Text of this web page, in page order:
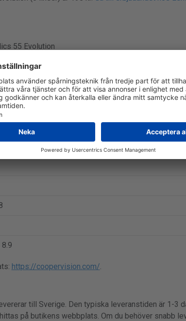
55 Evolution
D
8.9
https://coopervision.com/.
till Sverige. Den typiska leveranstiden är 1-3
på butikens webbplats. Om du behöver snabb